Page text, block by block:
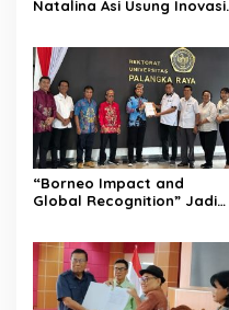
Natalina Asi Usung Inovasi
“Borneo Impact and
Global Recognition” Jadi
UPR